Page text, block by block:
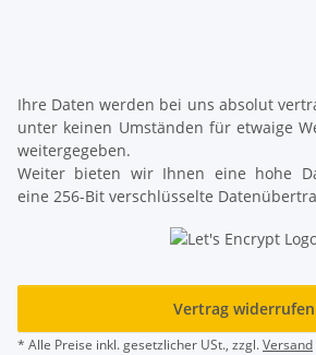
Ihre Daten werden bei uns absolut
unter keinen Umständen für etwaige
weitergegeben.
Weiter bieten wir Ihnen eine hohe
eine 256-Bit verschlüsselte
Vertrag widerrufen
* Alle Preise inkl. gesetzlicher USt., zzgl.Versand